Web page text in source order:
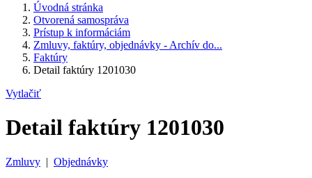
Úvodná stránka
Otvorená samospráva
Prístup k informáciám
Zmluvy, faktúry, objednávky - Archív do...
Faktúry
Detail faktúry 1201030
Vytlačiť
Detail faktúry 1201030
Zmluvy | Objednávky